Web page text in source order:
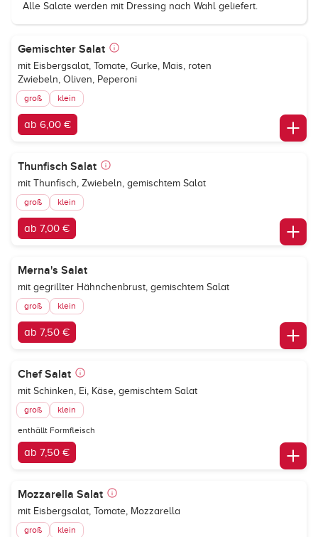
Alle Salate werden mit Dressing nach Wahl geliefert.
Gemischter Salat
mit Eisbergsalat, Tomate, Gurke, Mais, roten
Zwiebeln, Oliven, Peperoni
groß klein
ab 6,00 €
Thunfisch Salat
mit Thunfisch, Zwiebeln, gemischtem Salat
groß klein
ab 7,00 €
Merna's Salat
mit gegrillter Hähnchenbrust, gemischtem Salat
groß klein
ab 7,50 €
Chef Salat
mit Schinken, Ei, Käse, gemischtem Salat
groß klein
enthällt Formfleisch
ab 7,50 €
Mozzarella Salat
mit Eisbergsalat, Tomate, Mozzarella
groß klein